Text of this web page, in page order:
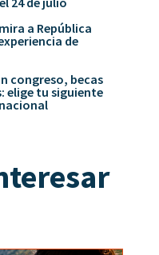
a República
de
congreso, becas
elige tu siguiente